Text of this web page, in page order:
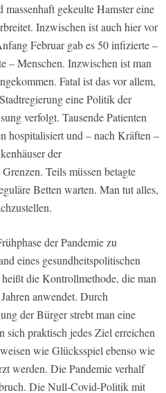
gekeulte Hamster eine
Inzwischen ist auch hier vor
Februar gab es 50 infizierte –
– Menschen. Inzwischen ist man
Fatal ist das vor allem,
eine Politik der
verfolgt. Tausende Patienten
hospitalisiert und – nach Kräften –
der
Teils müssen betagte
Betten warten. Man tut alles,
der Pandemie zu
eines gesundheitspolitischen
die Kontrollmethode, die man
anwendet. Durch
der Bürger strebt man eine
sich praktisch jedes Ziel erreichen
wie Glücksspiel ebenso wie
werden. Die Pandemie verhalf
Die Null-Covid-Politik mit